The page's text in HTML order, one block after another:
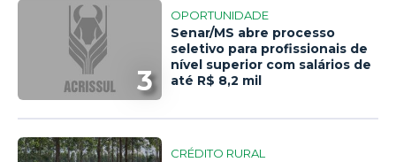
3
OPORTUNIDADE
Senar/MS abre processo
seletivo para profissionais de
nível superior com salários de
até R$ 8,2 mil
CRÉDITO RURAL